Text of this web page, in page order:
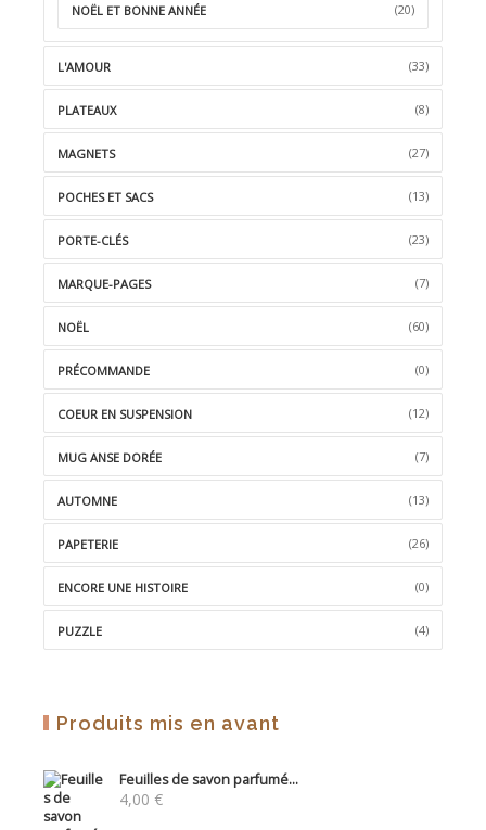
NOËL ET BONNE ANNÉE (20)
L'AMOUR (33)
PLATEAUX (8)
MAGNETS (27)
POCHES ET SACS (13)
PORTE-CLÉS (23)
MARQUE-PAGES (7)
NOËL (60)
PRÉCOMMANDE (0)
COEUR EN SUSPENSION (12)
MUG ANSE DORÉE (7)
AUTOMNE (13)
PAPETERIE (26)
ENCORE UNE HISTOIRE (0)
PUZZLE (4)
Produits mis en avant
Feuilles de savon parfumé...
4,00 €